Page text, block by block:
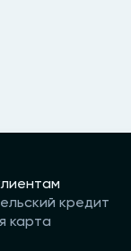
кредит
карта